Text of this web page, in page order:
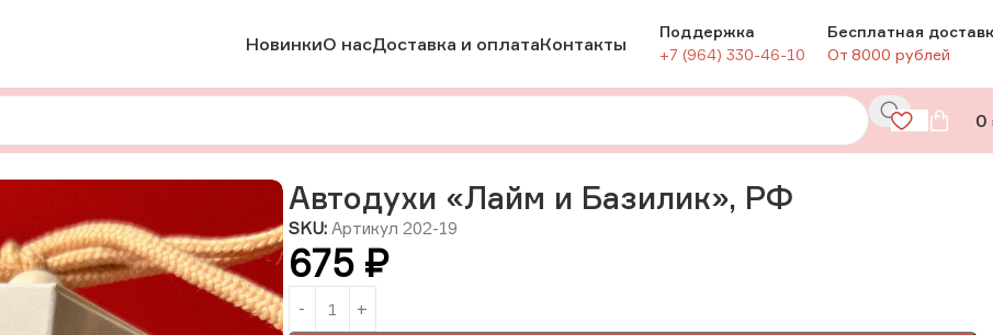
НовинкиО насДоставка и оплатаКонтакты
Поддержка
+7 (964) 330-46-10
Бесплатная
От 8000 рублей
0
Автодухи «Лайм и Базилик», РФ
Автодухи «Лайм и Базилик», РФ
SKU: Артикул 202-19
675 ₽